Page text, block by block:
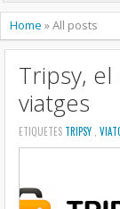
Home »All posts
Tripsy,
viatges
ETIQUETES TRIPSY ,